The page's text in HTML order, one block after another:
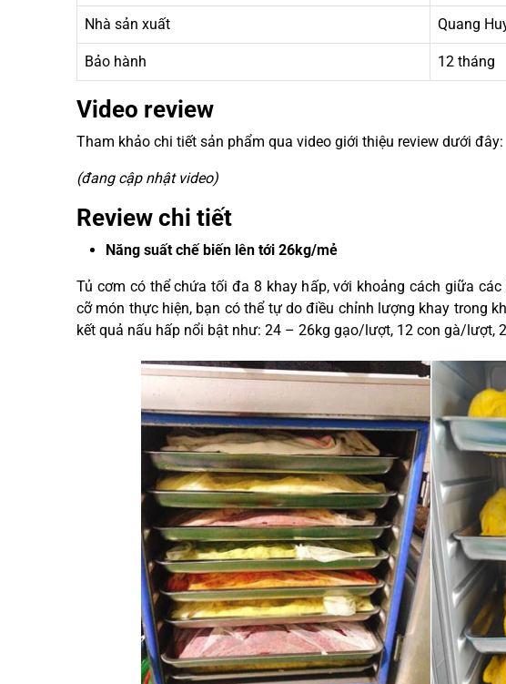
Nhà sản xuất Quang
Bảo hành 12 tháng
Video review
Tham khảo chi tiết sản phẩm qua video giới thiệu review dưới đây:
(đang cập nhật video)
Review chi tiết
Năng suất chế biến lên tới 26kg/mẻ
Tủ cơm có thể chứa tối đa 8 khay hấp, với khoảng cách giữa
cỡ món thực hiện, bạn có thể tự do điều chỉnh lượng khay trong
kết quả nấu hấp nổi bật như: 24 – 26kg gạo/lượt, 12 con gà/lượt,